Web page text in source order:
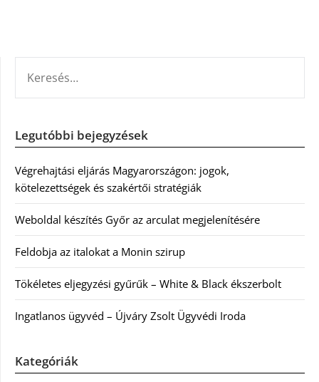
Legutóbbi bejegyzések
Végrehajtási eljárás Magyarországon: jogok,
kötelezettségek és szakértői stratégiák
Weboldal készítés Győr az arculat megjelenítésére
Feldobja az italokat a Monin szirup
Tökéletes eljegyzési gyűrűk – White & Black ékszerbolt
Ingatlanos ügyvéd – Újváry Zsolt Ügyvédi Iroda
Kategóriák